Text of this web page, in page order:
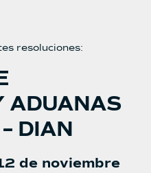
resoluciones:
ADUANAS
DIAN
de noviembre